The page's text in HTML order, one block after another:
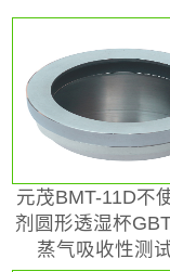
系列
元茂BMT-11D不
剂圆形透湿杯
蒸气吸收性测